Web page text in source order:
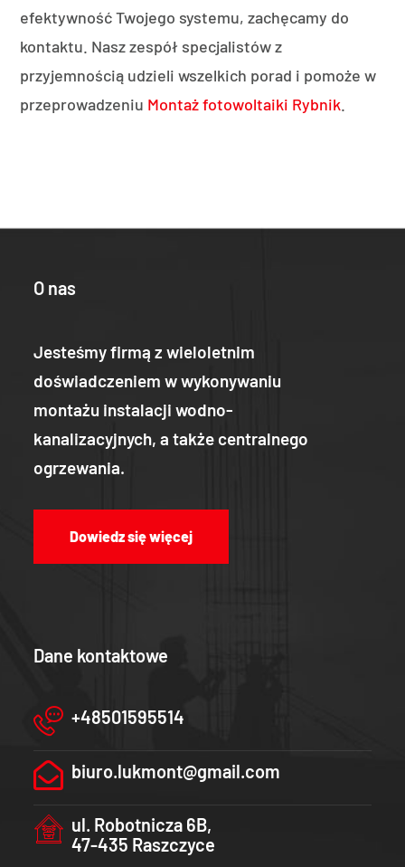
efektywność Twojego systemu, zachęcamy do
kontaktu. Nasz zespół specjalistów z
przyjemnością udzieli wszelkich porad i pomoże w
przeprowadzeniu Montaż fotowoltaiki Rybnik
O nas
Jesteśmy firmą z wieloletnim
doświadczeniem w wykonywaniu
montażu instalacji wodno-
kanalizacyjnych, a także centralnego
ogrzewania.
Dowiedz się więcej
Dane kontaktowe
+48501595514
biuro.lukmont@gmail.com
ul. Robotnicza 6B,
47-435 Raszczyce